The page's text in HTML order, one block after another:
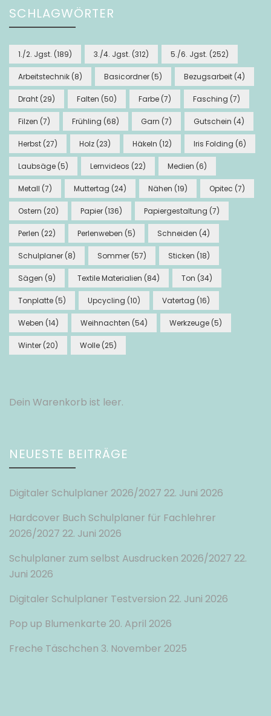
SCHLAGWÖRTER
1./2. Jgst. (189) 3./4. Jgst. (312) 5./6. Jgst. (252)
Arbeitstechnik (8) Basicordner (5) Bezugsarbeit (4)
Draht (29) Falten (50) Farbe (7) Fasching (7)
Filzen (7) Frühling (68) Garn (7) Gutschein (4)
Herbst (27) Holz (23) Häkeln (12) Iris Folding (6)
Laubsäge (5) Lernvideos (22) Medien (6)
Metall (7) Muttertag (24) Nähen (19) Opitec (7)
Ostern (20) Papier (136) Papiergestaltung (7)
Perlen (22) Perlenweben (5) Schneiden (4)
Schulplaner (8) Sommer (57) Sticken (18)
Sägen (9) Textile Materialien (84) Ton (34)
Tonplatte (5) Upcycling (10) Vatertag (16)
Weben (14) Weihnachten (54) Werkzeuge (5)
Winter (20) Wolle (25)
Dein Warenkorb ist leer.
NEUESTE BEITRÄGE
Digitaler Schulplaner 2026/2027 22. Juni 2026
Hardcover Buch Schulplaner für Fachlehrer
2026/2027 22. Juni 2026
Schulplaner zum selbst Ausdrucken 2026/2027 22.
Juni 2026
Digitaler Schulplaner Testversion 22. Juni 2026
Pop up Blumenkarte 20. April 2026
Freche Täschchen 3. November 2025